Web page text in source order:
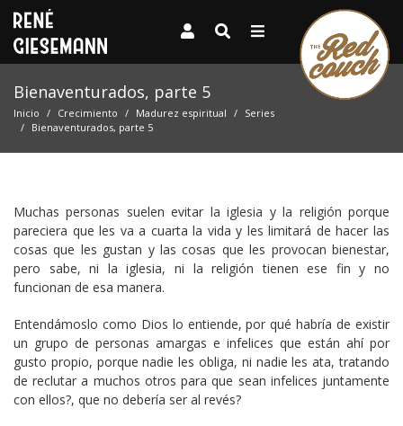
Bienaventurados, parte 5
Inicio Crecimiento Madurez espiritual
Series
Bienaventurados, parte 5
Muchas personas suelen evitar la iglesia y la religión porque
pareciera que les va a cuarta la vida y les limitará de hacer las
cosas que les gustan y las cosas que les provocan bienestar,
pero sabe, ni la iglesia, ni la religión tienen ese fin y no
funcionan de esa manera.
Entendámoslo como Dios lo entiende, por qué habría de existir
un grupo de personas amargas e infelices que están ahí por
gusto propio, porque nadie les obliga, ni nadie les ata, tratando
de reclutar a muchos otros para que sean infelices juntamente
con ellos?, que no debería ser al revés?